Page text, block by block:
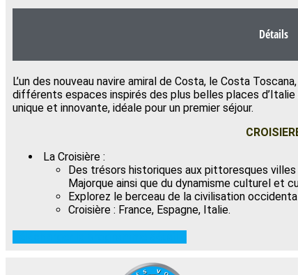
Détails
L’un des nouveau navire amiral de Costa, le Costa
différents espaces inspirés des plus belles places
unique et innovante, idéale pour un premier séjour.
La Croisière :
Des trésors historiques aux pittoresques
Majorque ainsi que du dynamisme culturel et
Explorez le berceau de la civilisation
Croisière : France, Espagne, Italie.